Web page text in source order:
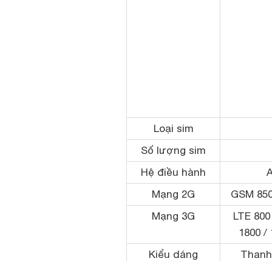
Loại sim
Số lượng sim
Hệ điều hành
Mạng 2G
GSM
Mạng 3G
LTE
1800 /
Kiểu dáng